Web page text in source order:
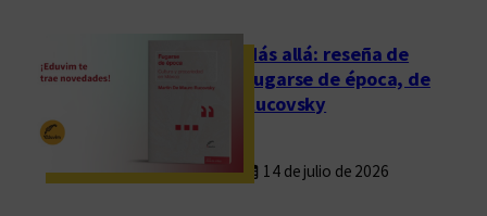
m
Más allá: reseña de
Fugarse de época, de
Rucovsky
14 de julio de 2026